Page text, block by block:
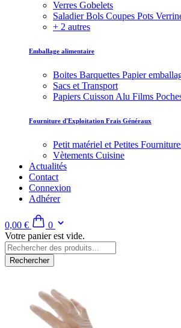
Verres Gobelets
Saladier Bols Coupes Pots
+ 2 autres
Emballage alimentaire
Boites Barquettes Papier
Sacs et Transport
Papiers Cuisson Alu Films
Fourniture d'Exploitation Frais Généraux
Petit matériel et Petites
Vètements Cuisine
Actualités
Contact
Connexion
Adhérer
0,00 €
0
Votre panier est vide.
Rechercher